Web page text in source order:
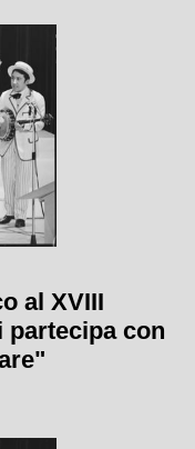
al XVIII
partecipa con